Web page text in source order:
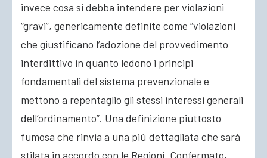
invece cosa si debba intendere per violazioni
“gravi”, genericamente definite come “violazioni
che giustificano l’adozione del provvedimento
interdittivo in quanto ledono i principi
fondamentali del sistema prevenzionale e
mettono a repentaglio gli stessi interessi generali
dell’ordinamento”. Una definizione piuttosto
fumosa che rinvia a una più dettagliata che sarà
stilata in accordo con le Regioni. Confermato,